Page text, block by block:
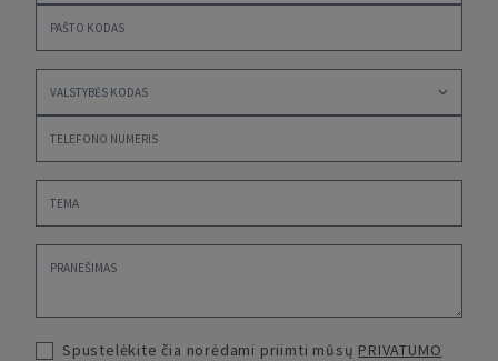
Spustelėkite čia norėdami priimti mūsų PRIVATUMO